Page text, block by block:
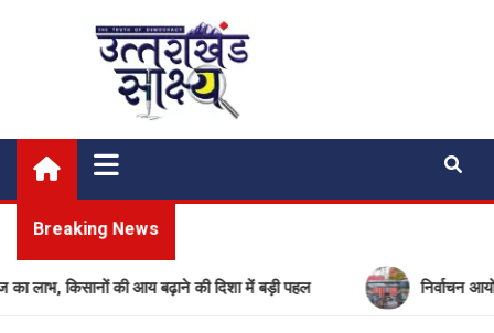
Uttarakhand Shakshya
My News Portal
Breaking News
किसानों की आय बढ़ाने की दिशा में बड़ी पहल निर्वाचन आयोग की